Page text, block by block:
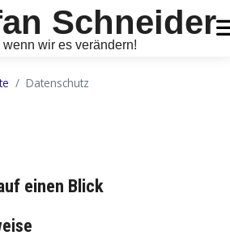
Schneider
wir es verändern!
Datenschutz
einen Blick